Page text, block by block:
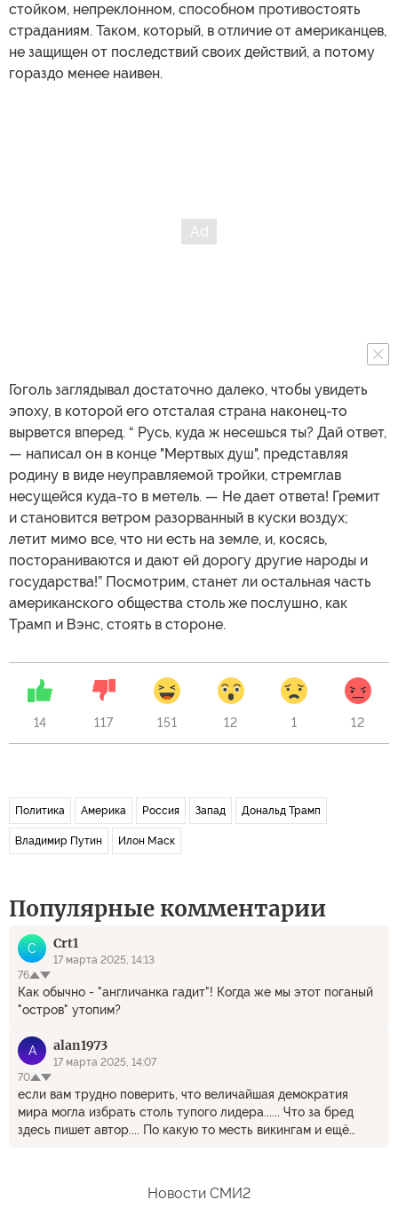
стойком, непреклонном, способном противостоять
страданиям. Таком, который, в отличие от американцев,
не защищен от последствий своих действий, а потому
гораздо менее наивен.
Гоголь заглядывал достаточно далеко, чтобы увидеть
эпоху, в которой его отсталая страна наконец-то
вырвется вперед. “ Русь, куда ж несешься ты? Дай ответ,
— написал он в конце "Мертвых душ", представляя
родину в виде неуправляемой тройки, стремглав
несущейся куда-то в метель. — Не дает ответа! Гремит
и становится ветром разорванный в куски воздух;
летит мимо все, что ни есть на земле, и, косясь,
постораниваются и дают ей дорогу другие народы и
государства!” Посмотрим, станет ли остальная часть
американского общества столь же послушно, как
Трамп и Вэнс, стоять в стороне.
14 117 151 12 1 12
Политика Америка Россия Запад Дональд Трамп
Владимир Путин Илон Маск
Популярные комментарии
C Crt1
17 марта 2025, 14:13
76
Как обычно - "англичанка гадит"! Когда же мы этот поганый
"остров" утопим?
A alan1973
17 марта 2025, 14:07
70
если вам трудно поверить, что величайшая демократия
мира могла избрать столь тупого лидера...... Что за бред
здесь пишет автор.... По какую то месть викингам и ещё
там вообще народ не участвует в выборах...
Новости СМИ2